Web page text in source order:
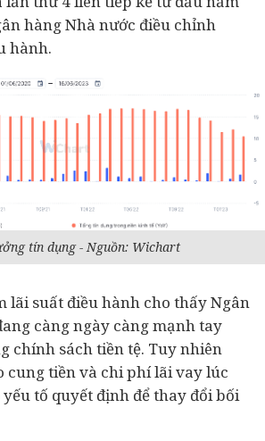
hàng Nhà nước điều chỉnh
hành.
tín dụng - Nguồn: Wichart
lãi suất điều hành cho thấy Ngân
càng ngày càng mạnh tay
chính sách tiền tệ. Tuy nhiên
cung tiền và chi phí lãi vay lúc
tố quyết định để thay đổi bối